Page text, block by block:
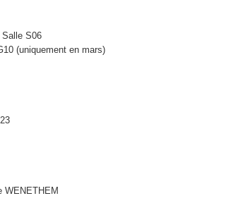
S06
(uniquement en mars)
WENETHEM